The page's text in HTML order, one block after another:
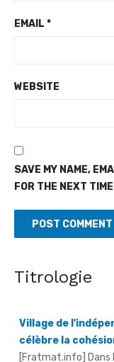
EMAIL *
WEBSITE
SAVE MY NAME,
FOR THE NEXT
Titrologie
Village de
[Fratmat.info] Dans
anniversaire de
la ...